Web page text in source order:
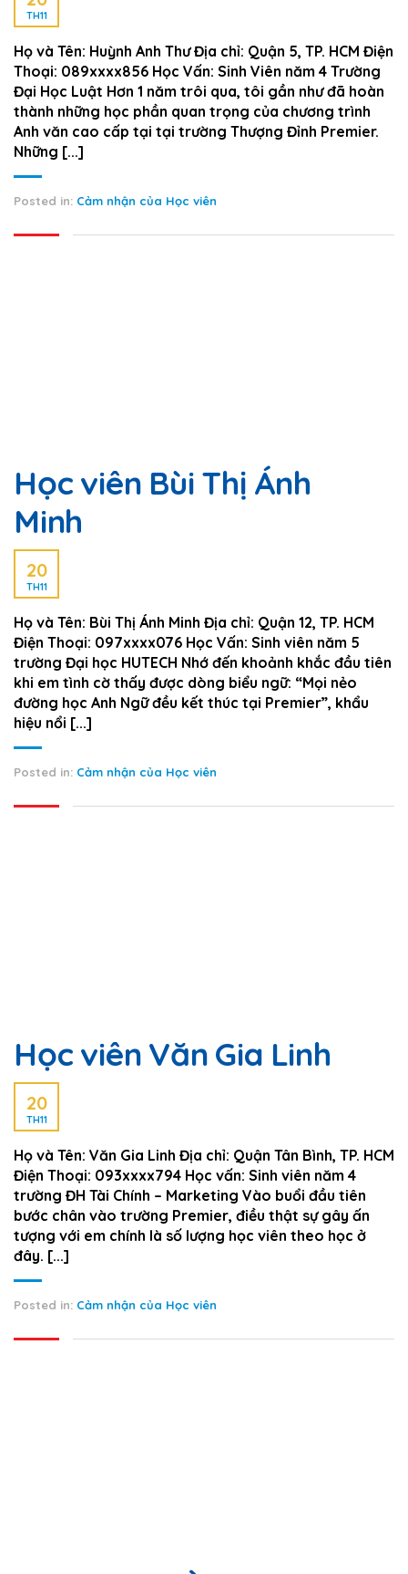
TH11
Họ và Tên: Huỳnh Anh Thư Địa chỉ: Quận 5, TP. HCM Điện
Thoại: 089xxxx856 Học Vấn: Sinh Viên năm 4 Trường
Đại Học Luật Hơn 1 năm trôi qua, tôi gần như đã hoàn
thành những học phần quan trọng của chương trình
Anh văn cao cấp tại tại trường Thượng Đỉnh Premier.
Những [...]
Posted in: Cảm nhận của Học viên
Học viên Bùi Thị Ánh
Minh
20
TH11
Họ và Tên: Bùi Thị Ánh Minh Địa chỉ: Quận 12, TP. HCM
Điện Thoại: 097xxxx076 Học Vấn: Sinh viên năm 5
trường Đại học HUTECH Nhớ đến khoảnh khắc đầu tiên
khi em tình cờ thấy được dòng biểu ngữ: “Mọi nẻo
đường học Anh Ngữ đều kết thúc tại Premier”, khẩu
hiệu nổi [...]
Posted in: Cảm nhận của Học viên
Học viên Văn Gia Linh
20
TH11
Họ và Tên: Văn Gia Linh Địa chỉ: Quận Tân Bình, TP. HCM
Điện Thoại: 093xxxx794 Học vấn: Sinh viên năm 4
trường ĐH Tài Chính – Marketing Vào buổi đầu tiên
bước chân vào trường Premier, điều thật sự gây ấn
tượng với em chính là số lượng học viên theo học ở
đây. [...]
Posted in: Cảm nhận của Học viên